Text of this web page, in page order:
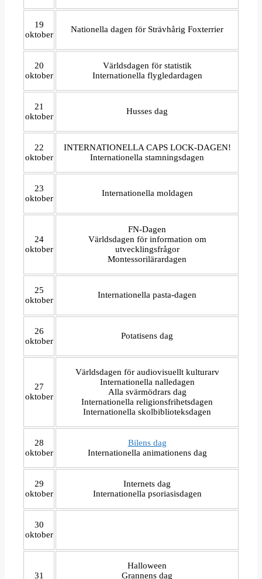
19
oktober
Nationella dagen för Strävhårig Foxterrier
20
oktober
Världsdagen för statistik
Internationella flygledardagen
21
oktober
Husses dag
22
oktober
INTERNATIONELLA CAPS LOCK-DAGEN!
Internationella stamningsdagen
23
oktober
Internationella moldagen
24
oktober
FN-Dagen
Världsdagen för information om
utvecklingsfrågor
Montessorilärardagen
25
oktober
Internationella pasta-dagen
26
oktober
Potatisens dag
27
oktober
Världsdagen för audiovisuellt kulturarv
Internationella nalledagen
Alla svärmödrars dag
Internationella religionsfrihetsdagen
Internationella skolbiblioteksdagen
28
oktober
Bilens dag
Internationella animationens dag
29
oktober
Internets dag
Internationella psoriasisdagen
30
oktober
31
Halloween
Grannens dag